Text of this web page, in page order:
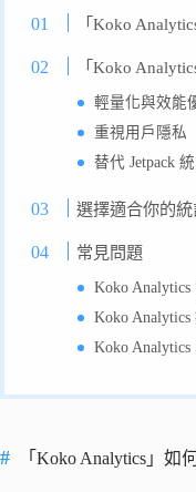
「Koko
「Koko
輕量化與效能
重視用戶隱私
替代 Jetpack
選擇適合你的
常見問題
Koko
Koko
Koko
「Koko Analytics」如